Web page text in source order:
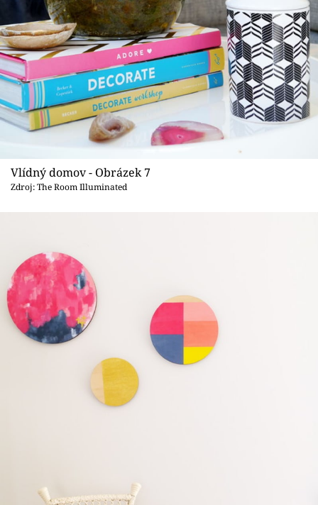
Vlídný domov - Obrázek 7
Zdroj: The Room Illuminated